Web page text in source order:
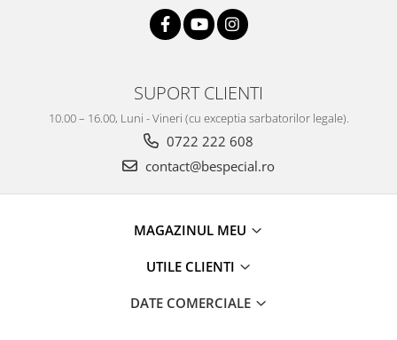
SUPORT CLIENTI
10.00 – 16.00, Luni - Vineri (cu exceptia sarbatorilor legale).
0722 222 608
contact@bespecial.ro
MAGAZINUL MEU
UTILE CLIENTI
DATE COMERCIALE